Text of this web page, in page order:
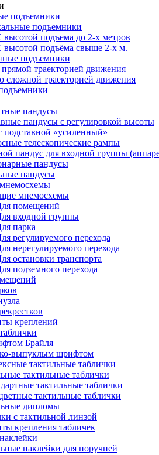
подъемники
подъемники
высотой подъема до 2-х метров
высотой подъёма свыше 2-х м.
подъемники
прямой траекторией движения
сложной траекторией движения
пандусы
пандусы с регулировкой выcоты
подставной «усиленный»
телескопические рампы
пандус для входной группы
пандусы
пандусы
мнемосхемы
помещений
входной группы
парка
регулируемого перехода
нерегулируемого перехода
остановки транспорта
подземного перехода
креплений
Брайля
выпуклым шрифтом
тактильные таблички
тактильные таблички
тактильные таблички
тактильные таблички
дипломы
с тактильной линзой
крепления табличек
наклейки для поручней